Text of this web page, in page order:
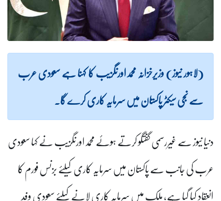
(لاہور نیوز) وزیرخزانہ محمداورنگزیب کا کہنا ہے سعودی عرب
سے نجی سیکٹر پاکستان میں سرمایہ کاری کرے گا۔
دنیا نیوز سے غیررسمی گفتگو کرتے ہوئے محمداورنگزیب نے کہا سعودی
عرب کی جانب سے پاکستان میں سرمایہ کاری کیلئے بزنس فورم کا